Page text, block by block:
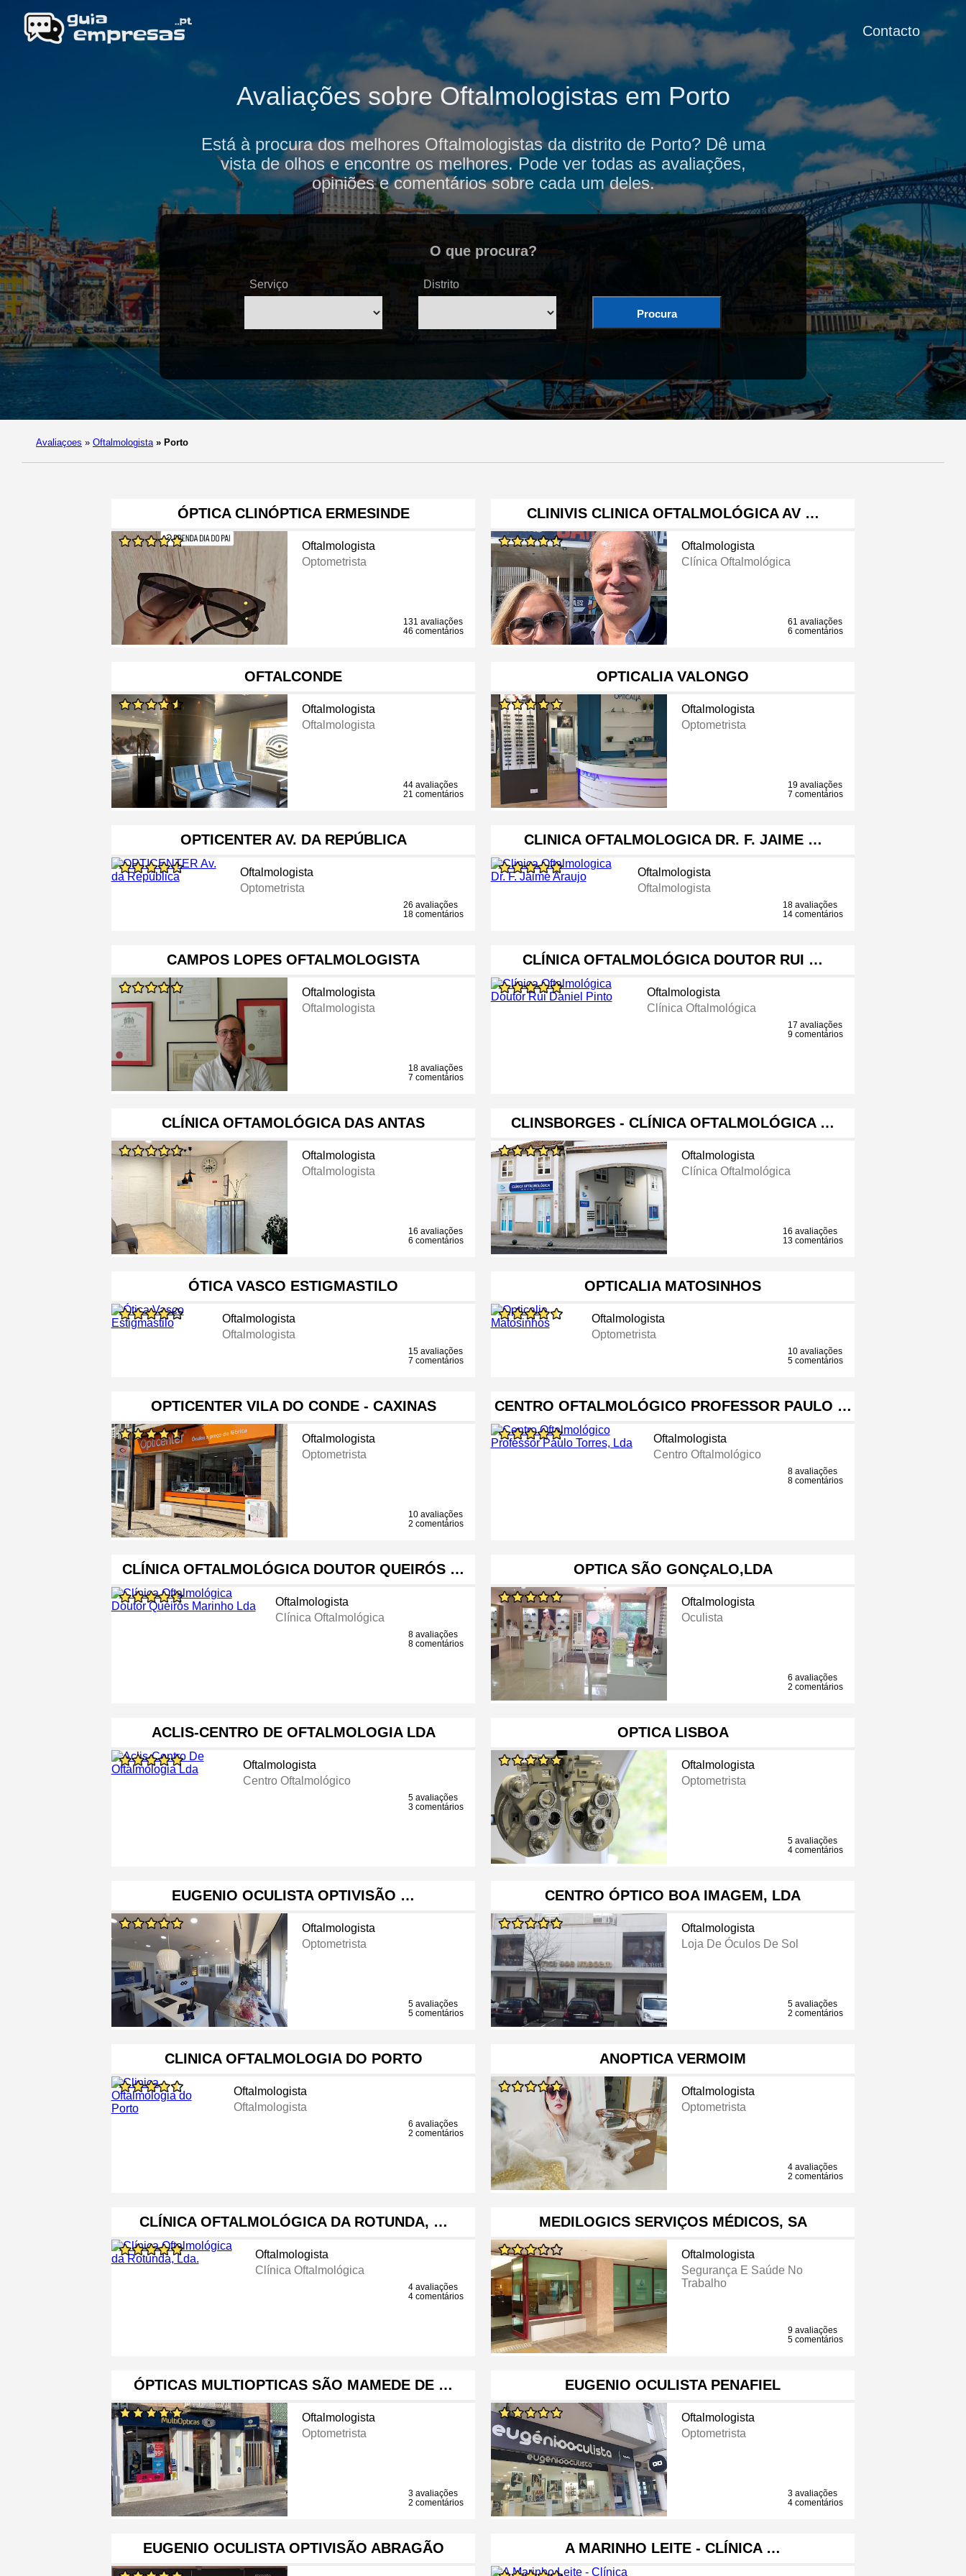
Contacto
Avaliações sobre Oftalmologistas em Porto
Está à procura dos melhores Oftalmologistas da distrito de Porto? Dê uma
vista de olhos e encontre os melhores. Pode ver todas as avaliações,
opiniões e comentários sobre cada um deles.
O que procura?
Serviço Distrito
Procura
Avaliaçoes » Oftalmologista » Porto
ÓPTICA CLINÓPTICA ERMESINDE
Oftalmologista
Optometrista
131 avaliações
46 comentários
CLINIVIS CLINICA OFTALMOLÓGICA AV …
Oftalmologista
Clínica Oftalmológica
61 avaliações
6 comentários
OFTALCONDE
Oftalmologista
Oftalmologista
44 avaliações
21 comentários
OPTICALIA VALONGO
Oftalmologista
Optometrista
19 avaliações
7 comentários
OPTICENTER AV. DA REPÚBLICA
Oftalmologista
Optometrista
26 avaliações
18 comentários
CLINICA OFTALMOLOGICA DR. F. JAIME …
Oftalmologista
Oftalmologista
18 avaliações
14 comentários
CAMPOS LOPES OFTALMOLOGISTA
Oftalmologista
Oftalmologista
18 avaliações
7 comentários
CLÍNICA OFTALMOLÓGICA DOUTOR RUI …
Oftalmologista
Clínica Oftalmológica
17 avaliações
9 comentários
CLÍNICA OFTAMOLÓGICA DAS ANTAS
Oftalmologista
Oftalmologista
16 avaliações
6 comentários
CLINSBORGES - CLÍNICA OFTALMOLÓGICA …
Oftalmologista
Clínica Oftalmológica
16 avaliações
13 comentários
ÓTICA VASCO ESTIGMASTILO
Oftalmologista
Oftalmologista
15 avaliações
7 comentários
OPTICALIA MATOSINHOS
Oftalmologista
Optometrista
10 avaliações
5 comentários
OPTICENTER VILA DO CONDE - CAXINAS
Oftalmologista
Optometrista
10 avaliações
2 comentários
CENTRO OFTALMOLÓGICO PROFESSOR PAULO …
Oftalmologista
Centro Oftalmológico
8 avaliações
8 comentários
CLÍNICA OFTALMOLÓGICA DOUTOR QUEIRÓS …
Oftalmologista
Clínica Oftalmológica
8 avaliações
8 comentários
OPTICA SÃO GONÇALO,LDA
Oftalmologista
Oculista
6 avaliações
2 comentários
ACLIS-CENTRO DE OFTALMOLOGIA LDA
Oftalmologista
Centro Oftalmológico
5 avaliações
3 comentários
OPTICA LISBOA
Oftalmologista
Optometrista
5 avaliações
4 comentários
EUGENIO OCULISTA OPTIVISÃO …
Oftalmologista
Optometrista
5 avaliações
5 comentários
CENTRO ÓPTICO BOA IMAGEM, LDA
Oftalmologista
Loja De Óculos De Sol
5 avaliações
2 comentários
CLINICA OFTALMOLOGIA DO PORTO
Oftalmologista
Oftalmologista
6 avaliações
2 comentários
ANOPTICA VERMOIM
Oftalmologista
Optometrista
4 avaliações
2 comentários
CLÍNICA OFTALMOLÓGICA DA ROTUNDA, …
Oftalmologista
Clínica Oftalmológica
4 avaliações
4 comentários
MEDILOGICS SERVIÇOS MÉDICOS, SA
Oftalmologista
Segurança E Saúde No
Trabalho
9 avaliações
5 comentários
ÓPTICAS MULTIOPTICAS SÃO MAMEDE DE …
Oftalmologista
Optometrista
3 avaliações
2 comentários
EUGENIO OCULISTA PENAFIEL
Oftalmologista
Optometrista
3 avaliações
4 comentários
EUGENIO OCULISTA OPTIVISÃO ABRAGÃO A MARINHO LEITE - CLÍNICA …